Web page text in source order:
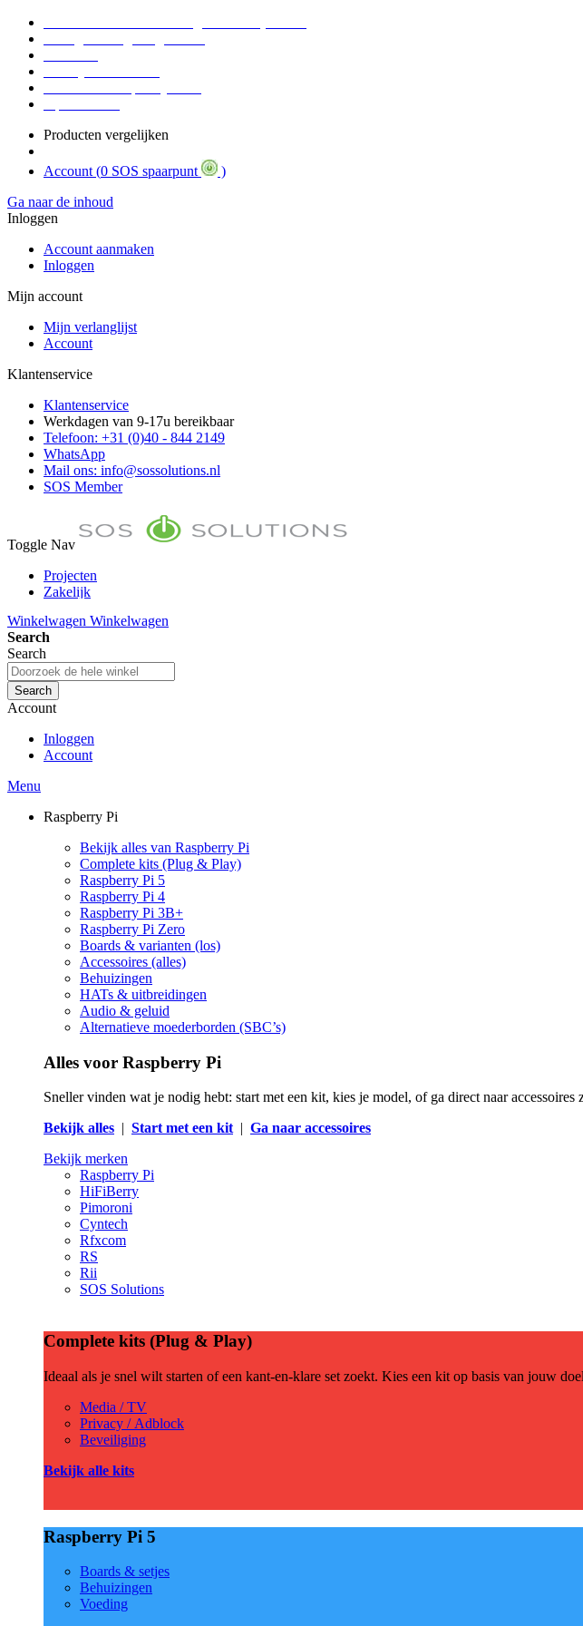
Producten vergelijken
Account (0 SOS spaarpunt
)
Ga naar de inhoud
Inloggen
Account aanmaken
Inloggen
Mijn account
Mijn verlanglijst
Account
Klantenservice
Klantenservice
Werkdagen van 9-17u bereikbaar
Telefoon: +31 (0)40 - 844 2149
WhatsApp
Mail ons: info@sossolutions.nl
SOS Member
Toggle Nav
Projecten
Zakelijk
Toon prijzen Incl. BTW
Toon prijzen Excl. BTW
Winkelwagen Winkelwagen
Search
Search
Search
Account
Inloggen
Account
Menu
Raspberry Pi
Bekijk alles van Raspberry Pi
Complete kits (Plug & Play)
Raspberry Pi 5
Raspberry Pi 4
Raspberry Pi 3B+
Raspberry Pi Zero
Boards & varianten (los)
Accessoires (alles)
Behuizingen
HATs & uitbreidingen
Audio & geluid
Alternatieve moederborden (SBC’s)
Alles voor Raspberry Pi
Sneller vinden wat je nodig hebt: start met een kit, kies je model, of ga direct naar
Bekijk alles | Start met een kit| Ga naar accessoires
Bekijk merken
Raspberry Pi
HiFiBerry
Pimoroni
Cyntech
Rfxcom
RS
Rii
SOS Solutions
Complete kits (Plug & Play)
Ideaal als je snel wilt starten of een kant-en-klare set zoekt. Kies een kit op basis van jouw
Media / TV
Privacy / Adblock
Beveiliging
Bekijk alle kits
Raspberry Pi 5
Boards & setjes
Behuizingen
Voeding